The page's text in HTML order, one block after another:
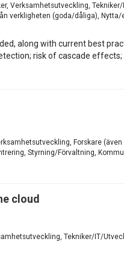
Verksamhetsutveckling,
verkligheten (goda/dåliga),
along with current best
risk of cascade
Forskare
Styrning/Förvaltning,
cloud
Tekniker/IT/